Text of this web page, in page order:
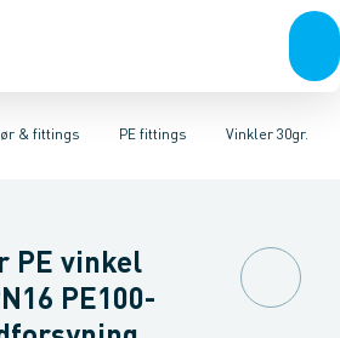
& fittings
& anboringerMuffer, klemmer &
PE fittings
fittings Duktiljern fittingsVinkler 30gr.
Vinkler 45gr.Vinkler 30gr.Vinkler
PE vinkel
PE100-